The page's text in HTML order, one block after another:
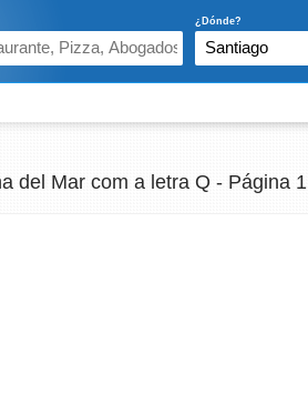
¿Dónde?
del Mar com a letra Q - Página 1